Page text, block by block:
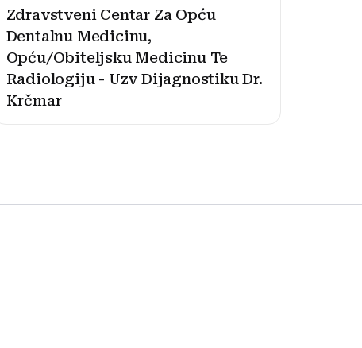
Zdravstveni Centar Za Opću
Dentalnu Medicinu,
Opću/Obiteljsku Medicinu Te
Radiologiju - Uzv Dijagnostiku Dr.
Krčmar